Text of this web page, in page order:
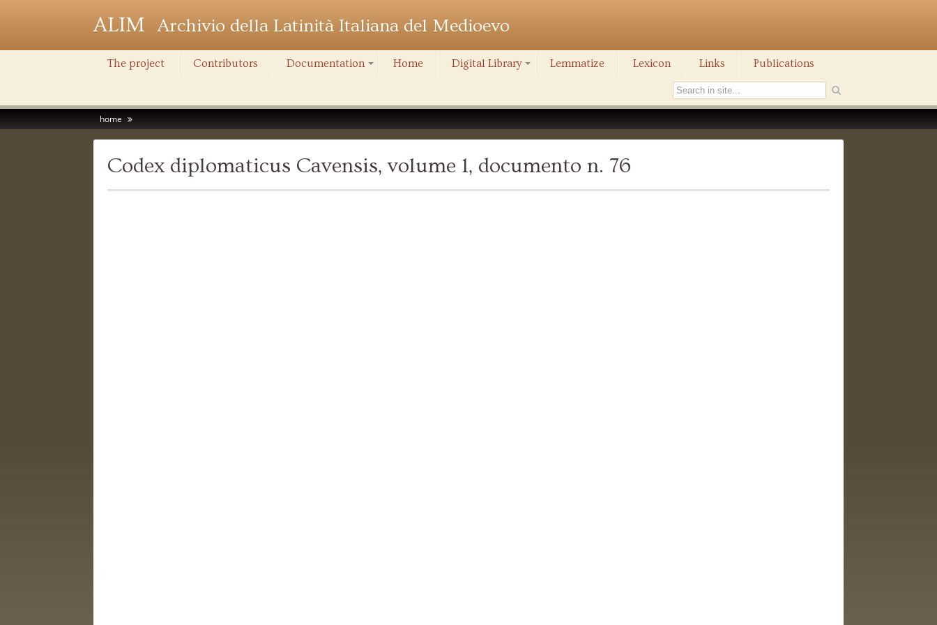
ALIM Archivio della Latinità Italiana del Medioevo
The project Contributors Documentation Home Digital Library Lemmatize Lexicon Links Publications
home
Codex diplomaticus Cavensis, volume 1, documento n. 76